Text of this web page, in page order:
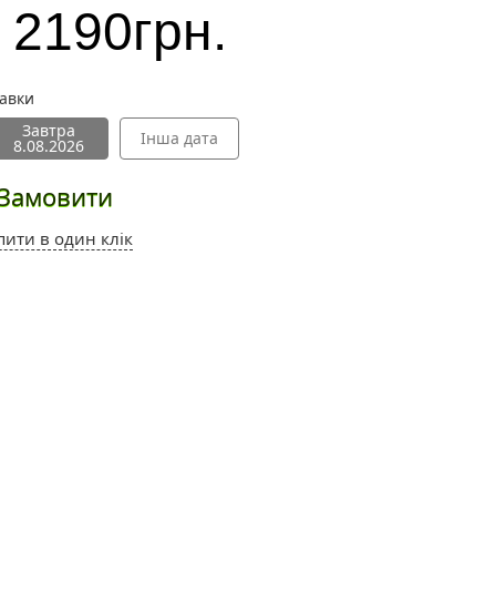
2190грн.
Завтра
8.08.2026 Інша дата
в один клік